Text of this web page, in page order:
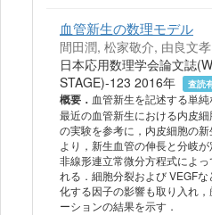
血管新生の数理モデル
間田潤, 松家敬介, 由良文
日本応用数理学会論文誌
STAGE)-123 2016年
査読
概要． 血管新生を記述する単
最近の血管新生における内皮
の実験を参考に，内皮細胞の
より，新生血管の伸長と分岐
非線形連立常微分方程式によ
れる．細胞分裂および VEGF
化する因子の影響も取り入れ
ーションの結果を示す．